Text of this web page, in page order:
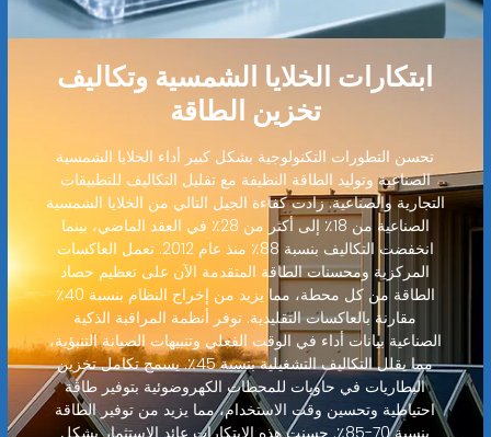
ابتكارات الخلايا الشمسية وتكاليف
تخزين الطاقة
تحسن التطورات التكنولوجية بشكل كبير أداء الخلايا الشمسية
الصناعية وتوليد الطاقة النظيفة مع تقليل التكاليف للتطبيقات
التجارية والصناعية. زادت كفاءة الجيل التالي من الخلايا الشمسية
الصناعية من 18٪ إلى أكثر من 28٪ في العقد الماضي، بينما
انخفضت التكاليف بنسبة 88٪ منذ عام 2012. تعمل العاكسات
المركزية ومحسنات الطاقة المتقدمة الآن على تعظيم حصاد
الطاقة من كل محطة، مما يزيد من إخراج النظام بنسبة 40٪
مقارنة بالعاكسات التقليدية. توفر أنظمة المراقبة الذكية
الصناعية بيانات أداء في الوقت الفعلي وتنبيهات الصيانة التنبؤية،
مما يقلل التكاليف التشغيلية بنسبة 45٪. يسمح تكامل تخزين
البطاريات في حاويات للمحطات الكهروضوئية بتوفير طاقة
احتياطية وتحسين وقت الاستخدام، مما يزيد من توفير الطاقة